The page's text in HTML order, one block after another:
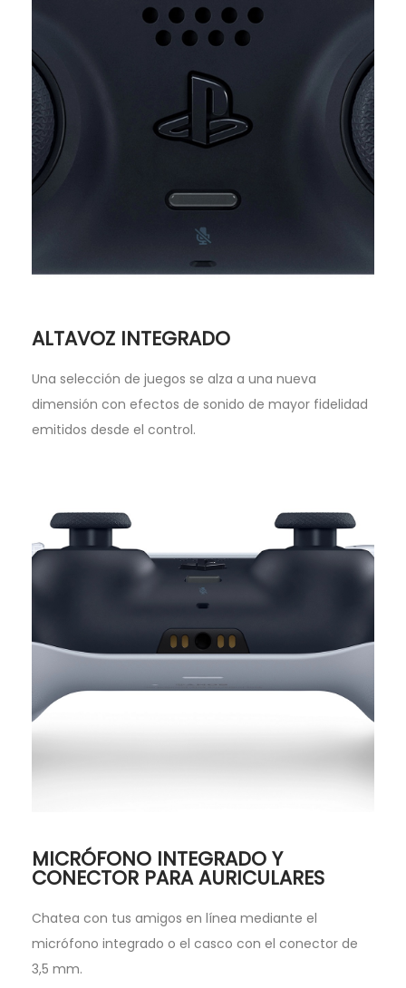
ALTAVOZ INTEGRADO
Una selección de juegos se alza a una nueva
dimensión con efectos de sonido de mayor fidelidad
emitidos desde el control.
MICRÓFONO INTEGRADO Y
CONECTOR PARA AURICULARES
Chatea con tus amigos en línea mediante el
micrófono integrado o el casco con el conector de
3,5 mm.